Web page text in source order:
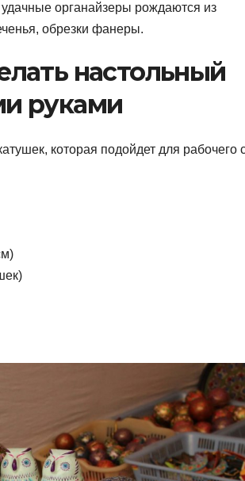
органайзеры рождаются из
обрезки фанеры.
настольный
руками
которая подойдет для рабочего